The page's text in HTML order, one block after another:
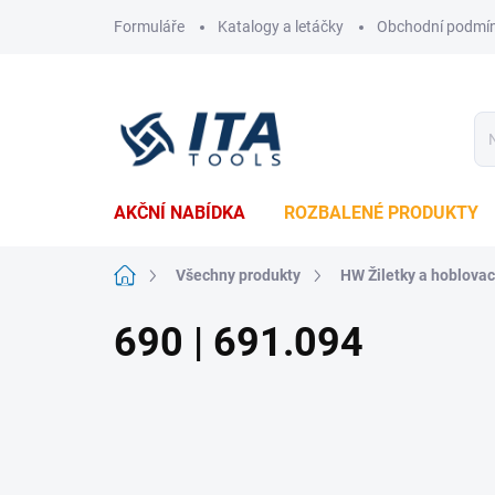
Formuláře Katalogy a letáčky Obchodní
AKČNÍ NABÍDKA ROZBALENÉ PRODUKTY
Domů Všechny produkty HW Žiletky a
690 | 691.094